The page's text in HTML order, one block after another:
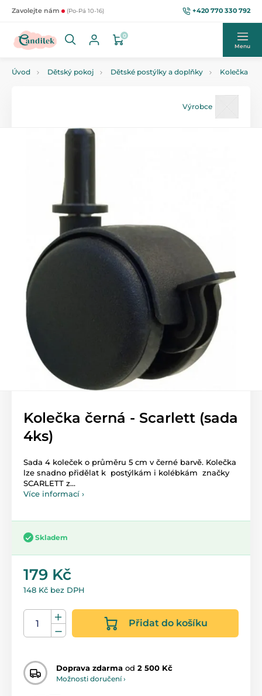
Zavolejte nám (Po-Pá 10-16) +420 770 330 792
0
Menu
Úvod Dětský pokoj Dětské postýlky a doplňky Kolečka
Výrobce
Kolečka černá - Scarlett (sada
4ks)
Sada 4 koleček o průměru 5 cm v černé barvě. Kolečka
lze snadno přidělat k postýlkám i kolébkám značky
SCARLETT z...
Více informací ›
Skladem
179 Kč
148 Kč bez DPH
Přidat do košíku
Doprava zdarma od 2 500 Kč
Možnosti doručení ›